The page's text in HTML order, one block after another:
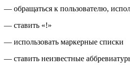
— обращаться к пользователю,
— ставить «!»
— использовать маркерные списки
— ставить неизвестные